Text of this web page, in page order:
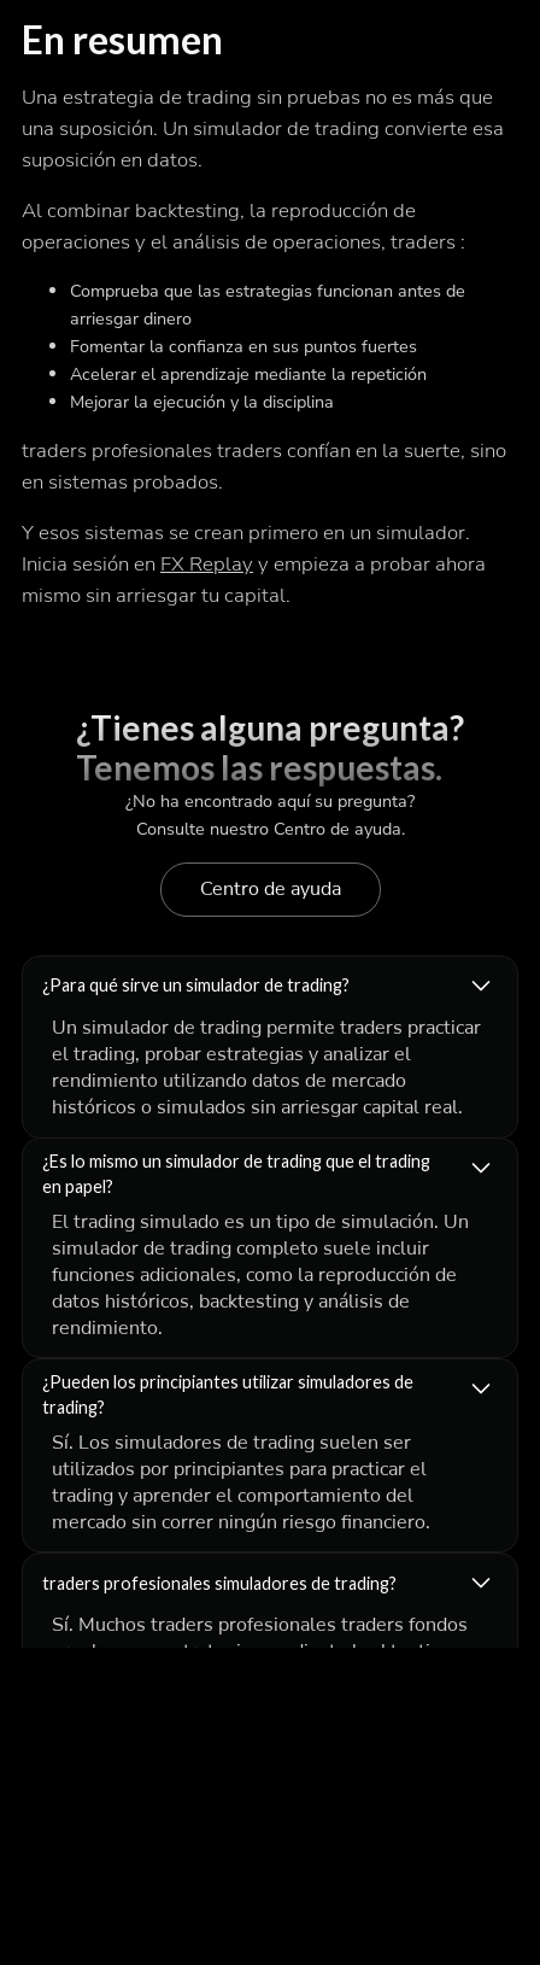
En resumen
Una estrategia de trading sin pruebas no es más que
una suposición. Un simulador de trading convierte esa
suposición en datos.
Al combinar backtesting, la reproducción de
operaciones y el análisis de operaciones, traders :
Comprueba que las estrategias funcionan antes de
arriesgar dinero
Fomentar la confianza en sus puntos fuertes
Acelerar el aprendizaje mediante la repetición
Mejorar la ejecución y la disciplina
traders profesionales traders confían en la suerte, sino
en sistemas probados.
Y esos sistemas se crean primero en un simulador.
Inicia sesión en FX Replay y empieza a probar ahora
mismo sin arriesgar tu capital.
¿Tienes alguna pregunta?
Tenemos las respuestas.
¿No ha encontrado aquí su pregunta?
Consulte nuestro Centro de ayuda.
Centro de ayuda
¿Para qué sirve un simulador de trading?
Un simulador de trading permite traders practicar
el trading, probar estrategias y analizar el
rendimiento utilizando datos de mercado
históricos o simulados sin arriesgar capital real.
¿Es lo mismo un simulador de trading que el trading
en papel?
El trading simulado es un tipo de simulación. Un
simulador de trading completo suele incluir
funciones adicionales, como la reproducción de
datos históricos, backtesting y análisis de
rendimiento.
¿Pueden los principiantes utilizar simuladores de
trading?
Sí. Los simuladores de trading suelen ser
utilizados por principiantes para practicar el
trading y aprender el comportamiento del
mercado sin correr ningún riesgo financiero.
traders profesionales simuladores de trading?
Sí. Muchos traders profesionales traders fondos
prueban sus estrategias mediante backtesting